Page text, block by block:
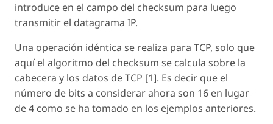
introduce en el campo del checksum para luego
transmitir el datagrama IP.
Una operación idéntica se realiza para TCP, solo que
aquí el algoritmo del checksum se calcula sobre la
cabecera y los datos de TCP [1]. Es decir que el
número de bits a considerar ahora son 16 en lugar
de 4 como se ha tomado en los ejemplos anteriores.